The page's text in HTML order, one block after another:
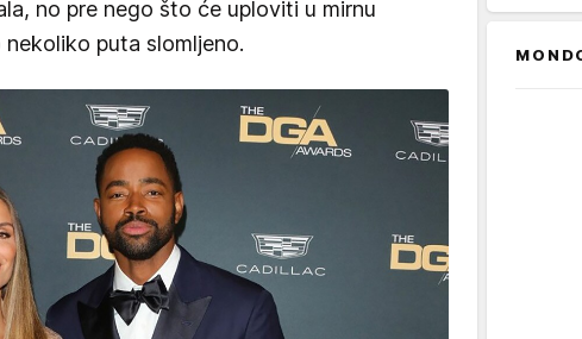
no pre nego što će uploviti u mirnu
puta slomljeno.